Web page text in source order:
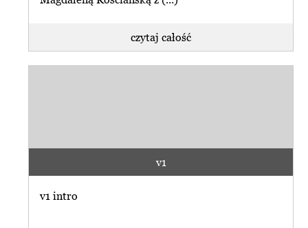
czytaj całość
v1
v1 intro